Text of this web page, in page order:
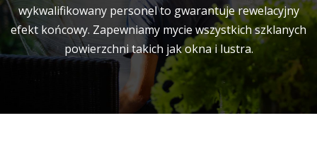
wykwalifikowany personel to gwarantuje rewelacyjny
efekt końcowy. Zapewniamy mycie wszystkich szklanych
powierzchni takich jak okna i lustra.